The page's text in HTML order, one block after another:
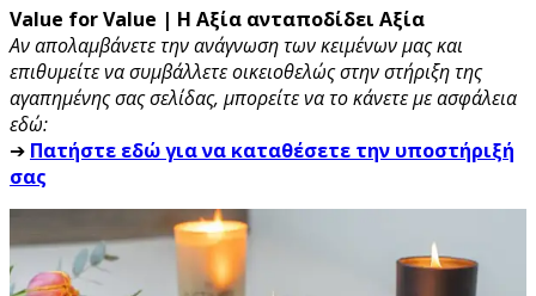
Value for Value | Η Αξία ανταποδίδει Αξία
Αν απολαμβάνετε την ανάγνωση των κειμένων μας και
επιθυμείτε να συμβάλλετε οικειοθελώς στην στήριξη της
αγαπημένης σας σελίδας, μπορείτε να το κάνετε με ασφάλεια
εδώ:
➔ Πατήστε εδώ για να καταθέσετε την υποστήριξή
σας